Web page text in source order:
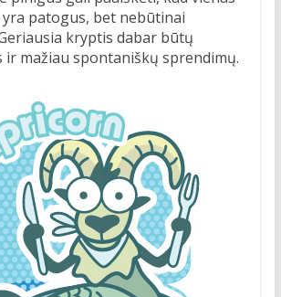
patogus, bet nebūtinai
kryptis dabar būtų
ir mažiau spontaniškų sprendimų.